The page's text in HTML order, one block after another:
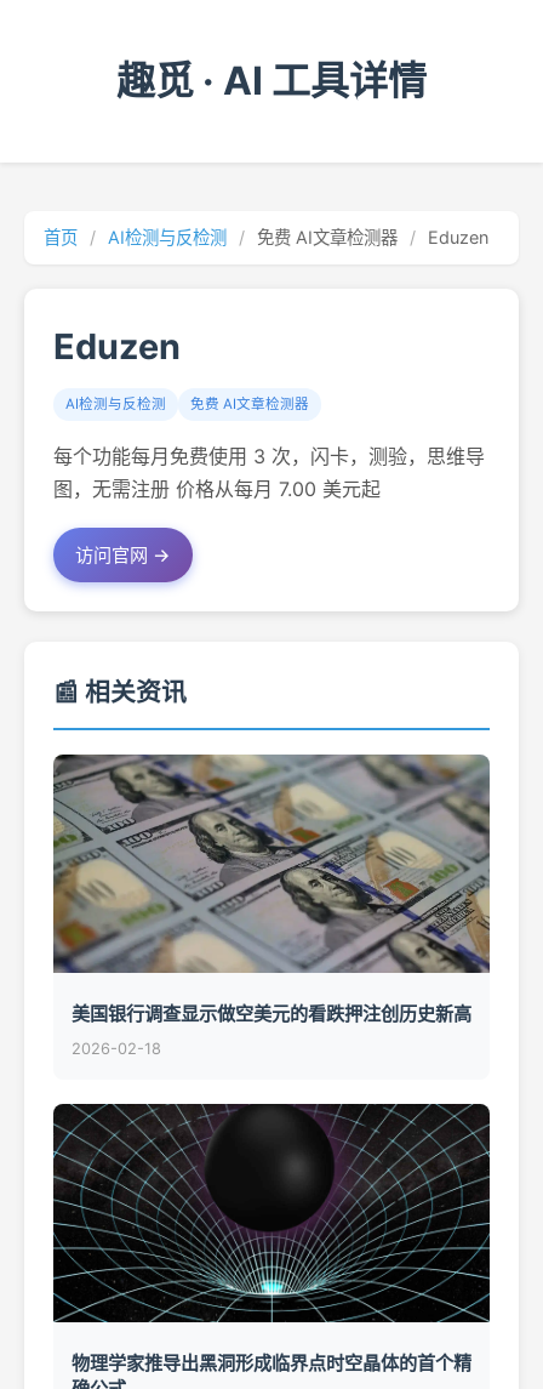
趣觅 · AI 工具详情
首页 / AI检测与反检测 / 免费 AI文章检测器 / Eduzen
Eduzen
AI检测与反检测 免费 AI文章检测器
每个功能每月免费使用 3 次，闪卡，测验，思维导
图，无需注册 价格从每月 7.00 美元起
访问官网 →
📰 相关资讯
美国银行调查显示做空美元的看跌押注创历史新高
2026-02-18
物理学家推导出黑洞形成临界点时空晶体的首个精